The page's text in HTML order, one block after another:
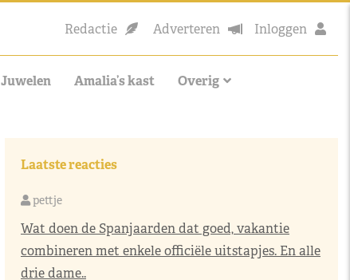
Redactie Adverteren Inloggen
Juwelen Amalia’s kast Overig
Laatste reacties
pettje
Wat doen de Spanjaarden dat goed, vakantie
combineren met enkele officiële uitstapjes. En alle
drie dame..